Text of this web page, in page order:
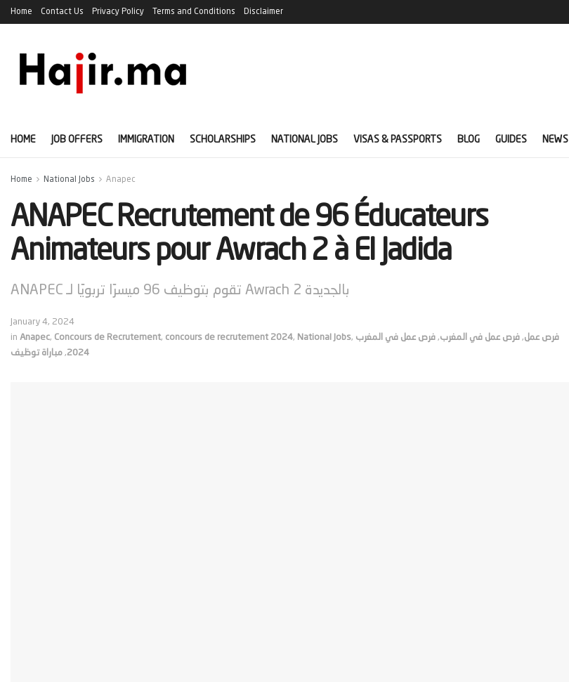
Home Contact Us Privacy Policy Terms and Conditions Disclaimer
HOME JOB OFFERS IMMIGRATION SCHOLARSHIPS NATIONAL JOBS VISAS & PASSPORTS BLOG GUIDES NEWS
Home National Jobs Anapec
ANAPEC Recrutement de 96 Éducateurs
Animateurs pour Awrach 2 à El Jadida
ANAPEC تقوم بتوظيف 96 ميسرًا تربويًا لـ Awrach 2 بالجديدة
January 4, 2024
in Anapec, Concours de Recrutement, concours de recrutement 2024, National Jobs, فرص عمل, فرص عمل في المغرب, فرص عمل في المغرب
2024
, مباراة توظيف